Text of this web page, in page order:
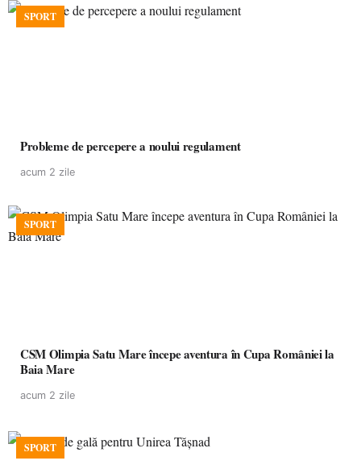
SPORT
Probleme de percepere a noului regulament
acum 2 zile
SPORT
CSM Olimpia Satu Mare începe aventura în Cupa României la
Baia Mare
acum 2 zile
SPORT